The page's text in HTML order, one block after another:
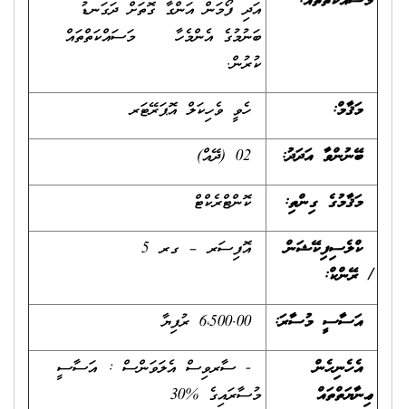
އަދި ފޯމަން އަންގާ ގޮތަށް ދަގަނޑު
ބަނުމުގެ އެންމެހާ މަސައްކަތްތައް
ކުރުން.
މަޤާމް:
ހެވީ ވެހިކަލް އޮޕަރޭޓަރ
ބޭނުންވާ އަދަދު:
މަޤާމުގެ ގިންތި:
ކޮންޓްރެކްޓް
ކްލެސިފިކޭޝަން
/ރޭންކް:
އޮފިސަރ – ގރ 5
އަސާސީ މުސާރަ:
6،500.00 ރުފިޔާ
އެހެނިހެން
ޢިނާޔަތްތައް
- ސާރވިސް އެލަވަންސް : އަސާސީ
މުސާރައިގެ %30